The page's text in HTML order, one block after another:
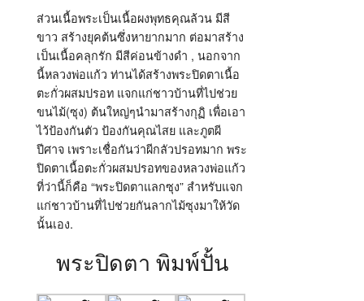
ส่วนเนื้อพระเป็นเนื้อผงพุทธคุณล้วน มีสี
ขาว สร้างยุคต้นซึ่งหายากมาก ต่อมาสร้าง
เป็นเนื้อคลุกรัก มีสีค่อนข้างดำ , นอกจาก
นี้หลวงพ่อแก้ว ท่านได้สร้างพระปิดตาเนื้อ
ตะกั่วผสมปรอท แจกแก่ชาวบ้านที่ไปช่วย
ขนไม้(ซุง) ต้นใหญ่ๆนำมาสร้างกุฏิ เพื่อเอา
ไว้ป้องกันตัว ป้องกันคุณไสย และภูตผี
ปีศาจ เพราะเชื่อกันว่าผีกลัวปรอทมาก พระ
ปิดตาเนื้อตะกั่วผสมปรอทของหลวงพ่อแก้ว
ที่ว่านี้ก็คือ “พระปิดตาแลกซุง” สำหรับแจก
แก่ชาวบ้านที่ไปช่วยกันลากไม้ซุงมาให้วัด
นั้นเอง.
พระปิดตา พิมพ์ปั้น